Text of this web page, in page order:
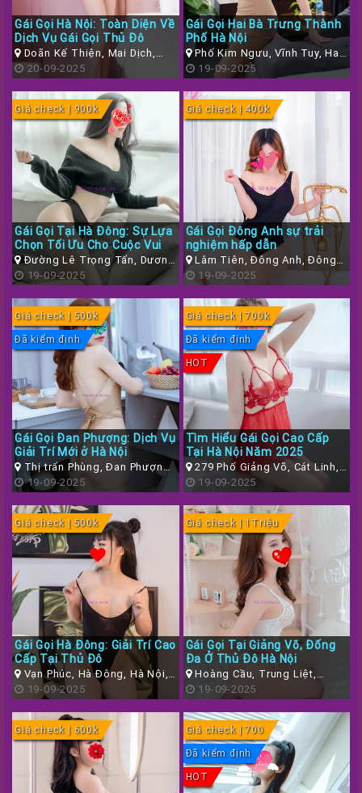
Gái Gọi Hà Nội: Toàn Diện Về
Dịch Vụ Gái Gọi Thủ Đô
Doãn Kế Thiện, Mai Dịch,
Cầu Giấy, Hà Nội
20-09-2025
Gái Gọi Hai Bà Trưng Thành
Phố Hà Nội
Phố Kim Ngưu, Vĩnh Tuy, Hai
Bà Trưng, Hà Nội
19-09-2025
Giá check | 900k
Gái Gọi Tại Hà Đông: Sự Lựa
Chọn Tối Ưu Cho Cuộc Vui
Đường Lê Trọng Tấn, Dương
Nội, Hà Đông, Hà Nội
19-09-2025
Giá check | 400k
Gái Gọi Đông Anh sự trải
nghiệm hấp dẫn
Lâm Tiên, Đông Anh, Đông
Anh, Hà Nội
19-09-2025
Giá check | 500k
Đã kiểm định
Gái Gọi Đan Phượng: Dịch Vụ
Giải Trí Mới ở Hà Nội
Thị trấn Phùng, Đan Phượng,
Hà Nội
19-09-2025
Giá check | 700k
Đã kiểm định
HOT
Tìm Hiểu Gái Gọi Cao Cấp
Tại Hà Nội Năm 2025
279 Phố Giảng Võ, Cát Linh,
Đống Đa, Hà Nội
19-09-2025
Giá check | 500k
Gái Gọi Hà Đông: Giải Trí Cao
Cấp Tại Thủ Đô
Vạn Phúc, Hà Đông, Hà Nội,
Việt Nam
19-09-2025
Giá check | 1Triệu
Gái Gọi Tại Giảng Võ, Đống
Đa Ở Thủ Đô Hà Nội
Hoàng Cầu, Trung Liệt,
Đống Đa, Hà Nội
19-09-2025
Giá check | 600k
Giá check | 700
Đã kiểm định
HOT